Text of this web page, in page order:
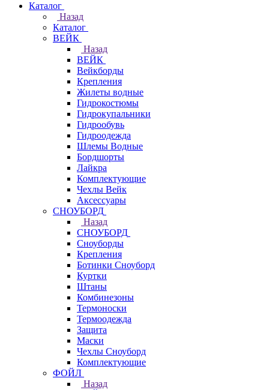
Каталог
Назад
Каталог
ВЕЙК
Назад
ВЕЙК
Вейкборды
Крепления
Жилеты водные
Гидрокостюмы
Гидрокупальники
Гидрообувь
Гидроодежда
Шлемы Водные
Бордшорты
Лайкра
Комплектующие
Чехлы Вейк
Аксессуары
СНОУБОРД
Назад
СНОУБОРД
Сноуборды
Крепления
Ботинки Сноуборд
Куртки
Штаны
Комбинезоны
Термоноски
Термоодежда
Защита
Маски
Чехлы Сноуборд
Комплектующие
ФОЙЛ
Назад